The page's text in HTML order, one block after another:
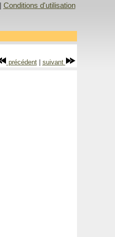
Conditions d'utilisation
précédent| suivant